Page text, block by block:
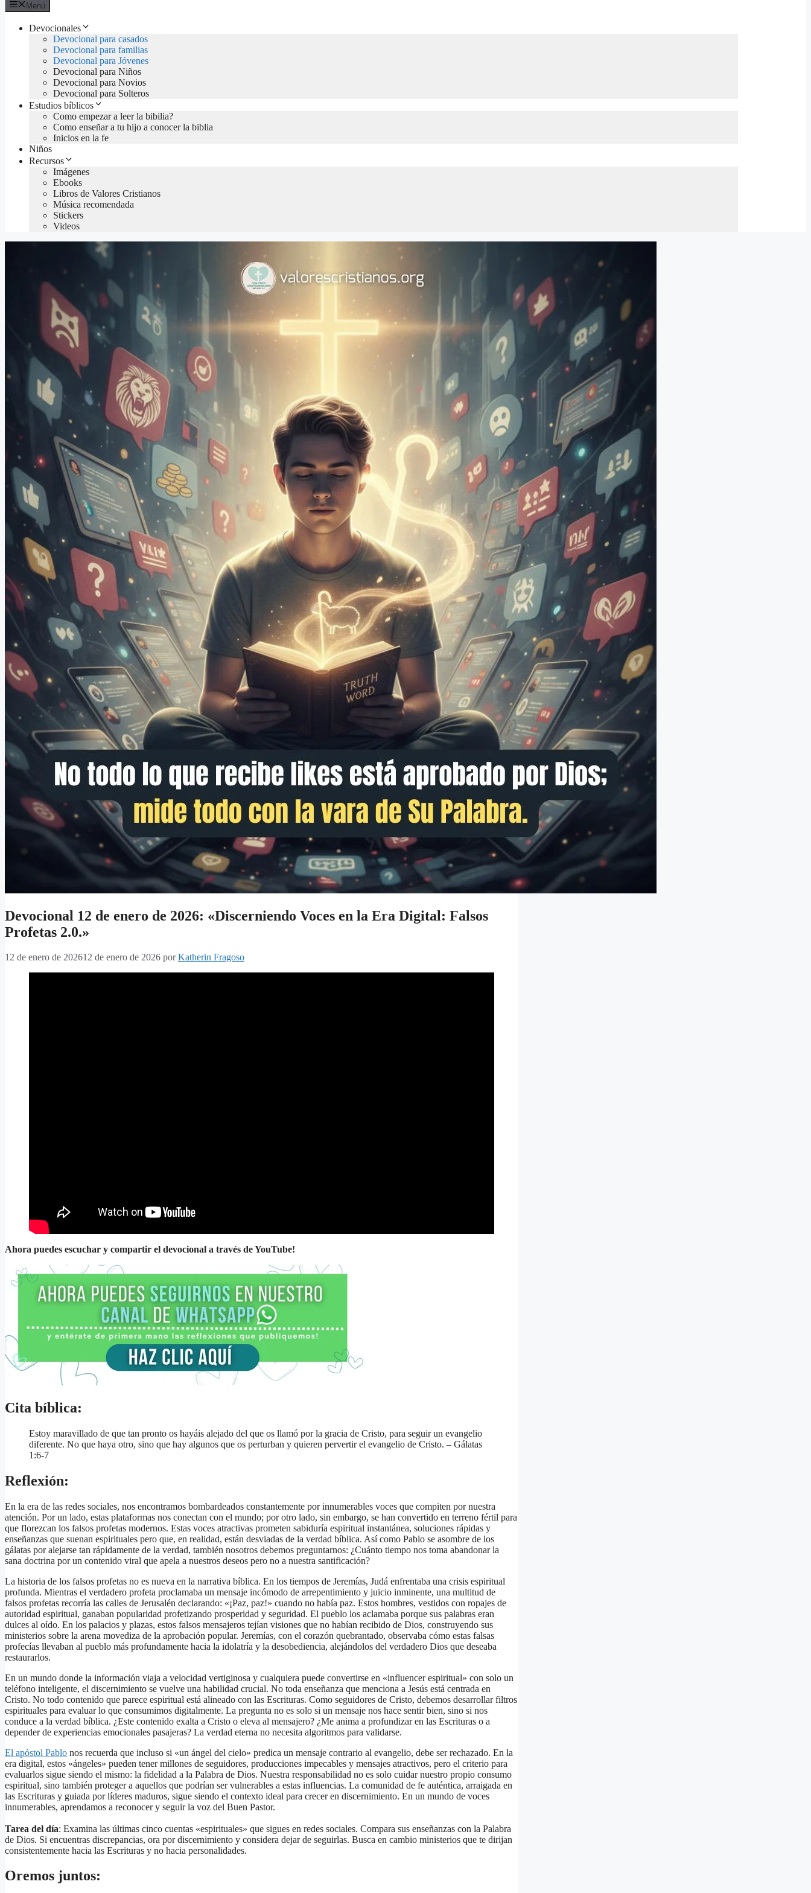
Menú
Devocionales
Devocional para casados
Devocional para familias
Devocional para Jóvenes
Devocional para Niños
Devocional para Novios
Devocional para Solteros
Estudios bíblicos
Como empezar a leer la bibilia?
Como enseñar a tu hijo a conocer la biblia
Inicios en la fe
Niños
Recursos
Imágenes
Ebooks
Libros de Valores Cristianos
Música recomendada
Stickers
Videos
Devocional 12 de enero de 2026: «Discerniendo Voces en la Era Digital: Falsos
Profetas 2.0.»
12 de enero de 202612 de enero de 2026 porKatherin Fragoso
Ahora puedes escuchar y compartir el devocional a través de YouTube!
Cita bíblica:
Estoy maravillado de que tan pronto os hayáis alejado del que os llamó por la gracia de Cristo, para seguir un evangelio
diferente. No que haya otro, sino que hay algunos que os perturban y quieren pervertir el evangelio de Cristo. – Gálatas
1:6-7
Reflexión:
En la era de las redes sociales, nos encontramos bombardeados constantemente por innumerables voces que compiten por nuestra
atención. Por un lado, estas plataformas nos conectan con el mundo; por otro lado, sin embargo, se han convertido en terreno fértil para
que florezcan los falsos profetas modernos. Estas voces atractivas prometen sabiduría espiritual instantánea, soluciones rápidas y
enseñanzas que suenan espirituales pero que, en realidad, están desviadas de la verdad bíblica. Así como Pablo se asombre de los
gálatas por alejarse tan rápidamente de la verdad, también nosotros debemos preguntarnos: ¿Cuánto tiempo nos toma abandonar la
sana doctrina por un contenido viral que apela a nuestros deseos pero no a nuestra santificación?
La historia de los falsos profetas no es nueva en la narrativa bíblica. En los tiempos de Jeremías, Judá enfrentaba una crisis espiritual
profunda. Mientras el verdadero profeta proclamaba un mensaje incómodo de arrepentimiento y juicio inminente, una multitud de
falsos profetas recorría las calles de Jerusalén declarando: «¡Paz, paz!» cuando no había paz. Estos hombres, vestidos con ropajes de
autoridad espiritual, ganaban popularidad profetizando prosperidad y seguridad. El pueblo los aclamaba porque sus palabras eran
dulces al oído. En los palacios y plazas, estos falsos mensajeros tejían visiones que no habían recibido de Dios, construyendo sus
ministerios sobre la arena movediza de la aprobación popular. Jeremías, con el corazón quebrantado, observaba cómo estas falsas
profecías llevaban al pueblo más profundamente hacia la idolatría y la desobediencia, alejándolos del verdadero Dios que deseaba
restaurarlos.
En un mundo donde la información viaja a velocidad vertiginosa y cualquiera puede convertirse en «influencer espiritual» con solo un
teléfono inteligente, el discernimiento se vuelve una habilidad crucial. No toda enseñanza que menciona a Jesús está centrada en
Cristo. No todo contenido que parece espiritual está alineado con las Escrituras. Como seguidores de Cristo, debemos desarrollar filtros
espirituales para evaluar lo que consumimos digitalmente. La pregunta no es solo si un mensaje nos hace sentir bien, sino si nos
conduce a la verdad bíblica. ¿Este contenido exalta a Cristo o eleva al mensajero? ¿Me anima a profundizar en las Escrituras o a
depender de experiencias emocionales pasajeras? La verdad eterna no necesita algoritmos para validarse.
El apóstol Pablo nos recuerda que incluso si «un ángel del cielo» predica un mensaje contrario al evangelio, debe ser rechazado. En la
era digital, estos «ángeles» pueden tener millones de seguidores, producciones impecables y mensajes atractivos, pero el criterio para
evaluarlos sigue siendo el mismo: la fidelidad a la Palabra de Dios. Nuestra responsabilidad no es solo cuidar nuestro propio consumo
espiritual, sino también proteger a aquellos que podrían ser vulnerables a estas influencias. La comunidad de fe auténtica, arraigada en
las Escrituras y guiada por líderes maduros, sigue siendo el contexto ideal para crecer en discernimiento. En un mundo de voces
innumerables, aprendamos a reconocer y seguir la voz del Buen Pastor.
Tarea del día: Examina las últimas cinco cuentas «espirituales» que sigues en redes sociales. Compara sus enseñanzas con la Palabra
de Dios. Si encuentras discrepancias, ora por discernimiento y considera dejar de seguirlas. Busca en cambio ministerios que te dirijan
consistentemente hacia las Escrituras y no hacia personalidades.
Oremos juntos: